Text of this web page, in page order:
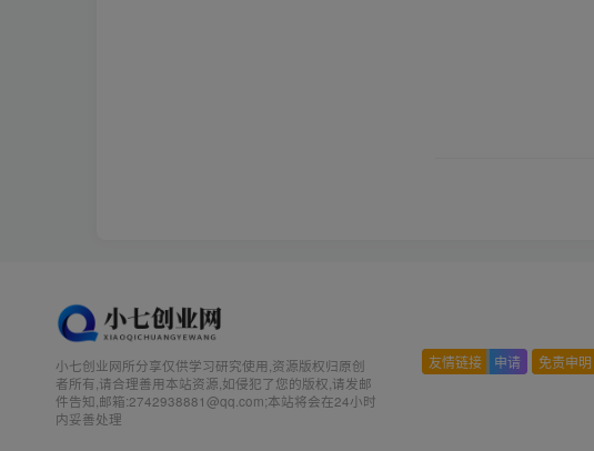
小七创业网所分享仅供学习研究使用,资源版权归原创
者所有,请合理善用本站资源,如侵犯了您的版权,请发邮
件告知,邮箱:2742938881@qq.com;本站将会在24小时
内妥善处理
友情链接 申请 免责申明